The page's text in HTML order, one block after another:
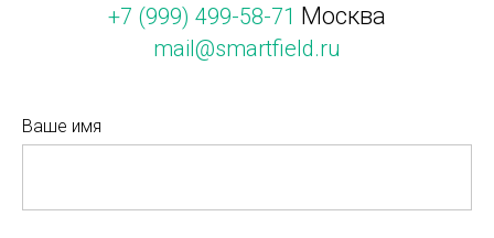
+7 (999) 499-58-71 Москва
mail@smartfield.ru
Ваше имя